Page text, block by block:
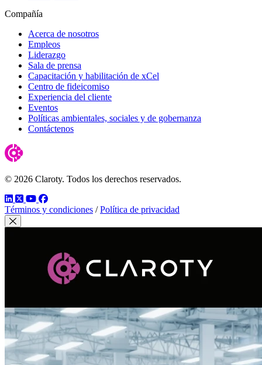
Compañía
Acerca de nosotros
Empleos
Liderazgo
Sala de prensa
Capacitación y habilitación de xCel
Centro de fideicomiso
Experiencia del cliente
Eventos
Políticas ambientales, sociales y de gobernanza
Contáctenos
© 2026 Claroty. Todos los derechos reservados.
LinkedIn
TwitterYouTube
Facebook
Términos y condiciones / Política de privacidad
Cerrar modal